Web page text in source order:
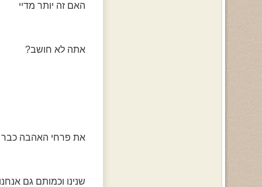
האם זה יותר מדיי
אתה לא חושב?
את פרחי האהבה כבר
שנינו וכמותם גם